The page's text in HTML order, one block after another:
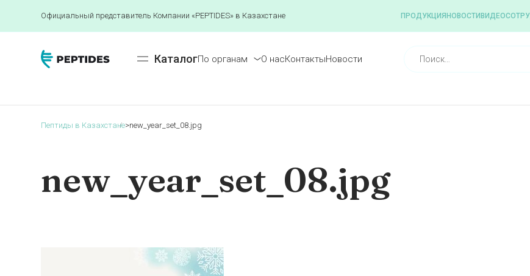
Официальный представитель Компании «PEPTIDES» в Казахстане ПРОДУКЦИЯ НОВОСТИ ВИДЕО
КаталогПо органам О насКонтактыНовости
Пептиды в Казахстане>new_year_set_08.jpg
new_year_set_08.jpg